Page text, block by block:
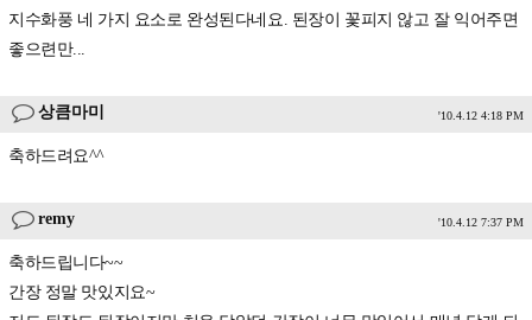
지수화풍 네 가지 요소로 완성된다네요. 된장이 꽃피지 않고 잘 익어주면
좋으련만...
상큼마미 '10.4.12 4:18 PM
축하드려요^^
remy '10.4.12 7:37 PM
축하드립니다~~
간장 정말 맛있지요~